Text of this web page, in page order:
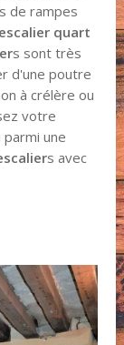
de rampes
escalier quart
s sont très
d'une poutre
à crélère ou
votre
une
s avec